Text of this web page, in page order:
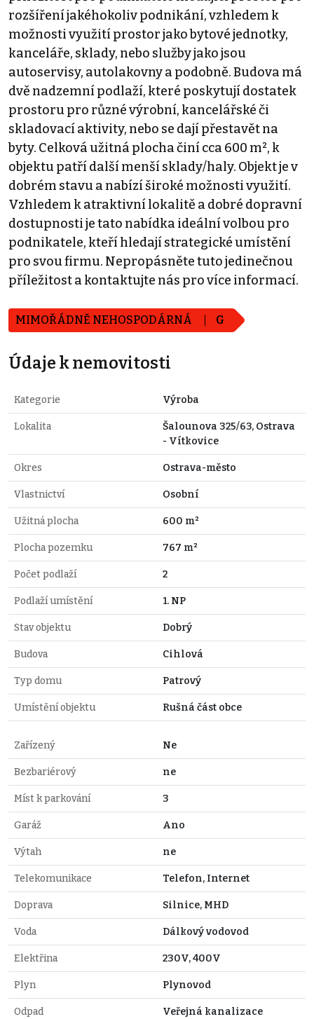
rozšíření jakéhokoliv podnikání, vzhledem k
možnosti využití prostor jako bytové jednotky,
kanceláře, sklady, nebo služby jako jsou
autoservisy, autolakovny a podobně. Budova má
dvě nadzemní podlaží, které poskytují dostatek
prostoru pro různé výrobní, kancelářské či
skladovací aktivity, nebo se dají přestavět na
byty. Celková užitná plocha činí cca 600 m², k
objektu patří další menší sklady/haly. Objekt je v
dobrém stavu a nabízí široké možnosti využití.
Vzhledem k atraktivní lokalitě a dobré dopravní
dostupnosti je tato nabídka ideální volbou pro
podnikatele, kteří hledají strategické umístění
pro svou firmu. Nepropásněte tuto jedinečnou
příležitost a kontaktujte nás pro více informací.
MIMOŘÁDNĚ NEHOSPODÁRNÁ G
Údaje k nemovitosti
Kategorie Výroba
Lokalita
Šalounova 325/63, Ostrava
- Vítkovice
Okres Ostrava-město
Vlastnictví Osobní
Užitná plocha 600 m²
Plocha pozemku 767 m²
Počet podlaží 2
Podlaží umístění 1. NP
Stav objektu Dobrý
Budova Cihlová
Typ domu Patrový
Umístění objektu Rušná část obce
Zařízený Ne
Bezbariérový ne
Míst k parkování 3
Garáž Ano
Výtah ne
Telekomunikace Telefon, Internet
Doprava Silnice, MHD
Voda Dálkový vodovod
Elektřina 230V, 400V
Plyn Plynovod
Odpad Veřejná kanalizace